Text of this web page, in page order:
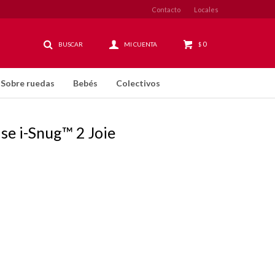
Sobre ruedas Bebés Colectivos
$ 0
Contacto Locales
i-Snug™ 2 Joie